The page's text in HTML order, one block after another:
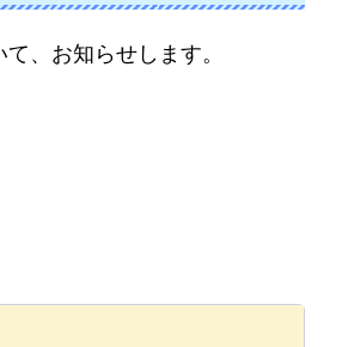
、お知らせします。